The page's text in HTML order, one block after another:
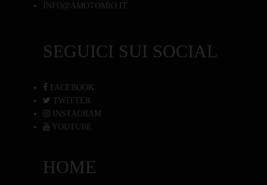
INFO@AMOTOMIO.IT
SEGUICI SUI SOCIAL
FACEBOOK
TWITTER
INSTAGRAM
YOUTUBE
HOME